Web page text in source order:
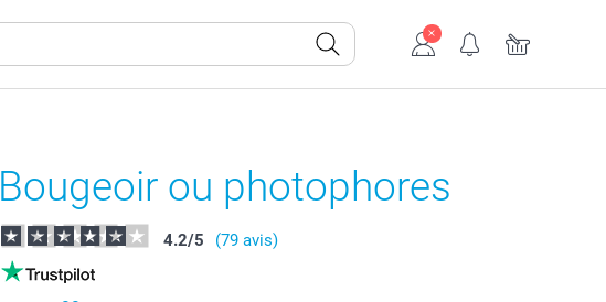
Bougeoir ou photophores
4.2/5 (79 avis)